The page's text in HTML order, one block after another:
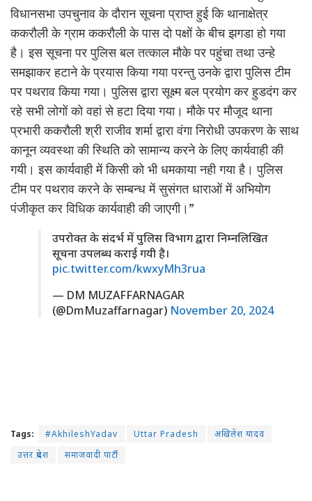
विधानसभा उपचुनाव के दौरान सूचना प्राप्त हुई कि थानाक्षेत्र
ककरौली के ग्राम ककरौली के पास दो पक्षों के बीच झगडा हो गया
है। इस सूचना पर पुलिस बल तत्काल मौके पर पहुंचा तथा उन्हे
समझाकर हटाने के प्रयास किया गया परन्तु उनके द्वारा पुलिस टीम
पर पथराव किया गया। पुलिस द्वारा सूक्ष्म बल प्रयोग कर हुडदंग कर
रहे सभी लोगों को वहां से हटा दिया गया। मौके पर मौजूद थाना
प्रभारी ककरौली श्री राजीव शर्मा द्वारा वंगा निरोधी उपकरण के साथ
कानून व्यवस्था की स्थिति को सामान्य करने के लिए कार्यवाही की
गयी। इस कार्यवाही में किसी को भी धमकाया नही गया है। पुलिस
टीम पर पथराव करने के सम्बन्ध में सुसंगत धाराओं में अभियोग
पंजीकृत कर विधिक कार्यवाही की जाएगी।”
उपरोक्त के संदर्भ में पुलिस विभाग द्वारा निम्नलिखित
सूचना उपलब्ध कराई गयी है।
pic.twitter.com/kwxyMh3rua
— DM MUZAFFARNAGAR
(@DmMuzaffarnagar) November 20, 2024
Tags: #AkhileshYadav Uttar Pradesh
अखिलेश यादव
उत्तर प्रदेश
समाजवादी पार्टी